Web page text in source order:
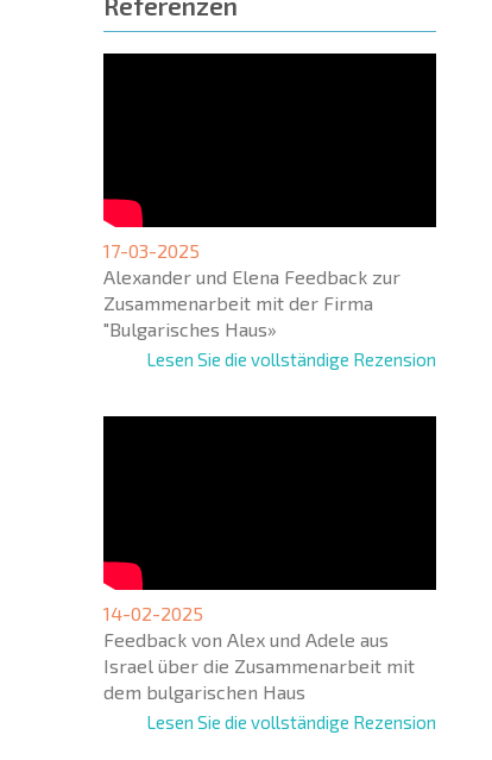
17-03-2025
Alexander und Elena Feedback zur
Zusammenarbeit mit der Firma
"Bulgarisches Haus»
Lesen Sie die vollständige Rezension
14-02-2025
Feedback von Alex und Adele aus
Israel über die Zusammenarbeit mit
dem bulgarischen Haus
Lesen Sie die vollständige Rezension